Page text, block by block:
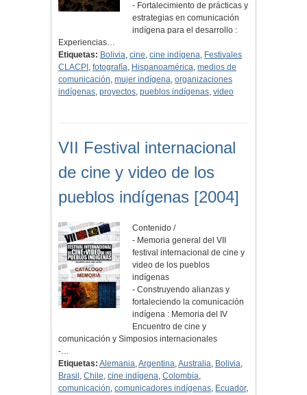
- Fortalecimiento de prácticas y
estrategias en comunicación
indígena para el desarrollo :
Experiencias…
Etiquetas: Bolivia, cine, cine indígena, Festivales
CLACPI , fotografía, Hispanoamérica, medios de
comunicación, mujer indígena, organizaciones
indígenas, proyectos, pueblos indígenas, video
VII Festival internacional
de cine y video de los
pueblos indígenas [2004]
Contenido /
- Memoria general del VII
festival internacional de cine y
video de los pueblos
indígenas
- Construyendo alianzas y
fortaleciendo la comunicación
indígena : Memoria del IV
Encuentro de cine y
comunicación y Simposios internacionales
-…
Etiquetas: Alemania,Argentina,Australia, Bolivia,
Brasil , Chile, cine indígena, Colombia,
comunicación, comunicadores indígenas, Ecuador,